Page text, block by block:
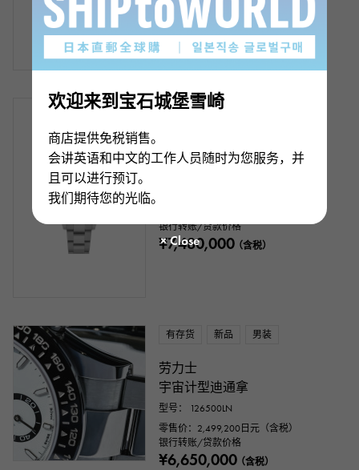
欢迎来到宝石城堡雪崎
商店提供免税销售。
会讲英语和中文的工作人员随时为您服务，并
且可以进行预订。
我们期待您的光临。
¥3,980,000 （含税）
有存货 二手的
宇宙计型迪通拿
银行转账/贷款价格
¥7,480,000（含税）
有存货 新品 男装
劳力士
宇宙计型迪通拿
型号： 126500LN
零售价： 2,499,200 日元（含税）
银行转账/贷款价格
¥6,650,000（含税）